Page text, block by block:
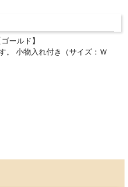
ールド】
。 小物入れ付き（サイズ：Ｗ